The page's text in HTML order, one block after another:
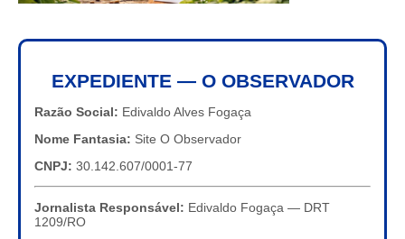
EXPEDIENTE — O OBSERVADOR
Razão Social: Edivaldo Alves Fogaça
Nome Fantasia: Site O Observador
CNPJ: 30.142.607/0001-77
Jornalista Responsável: Edivaldo Fogaça — DRT
1209/RO